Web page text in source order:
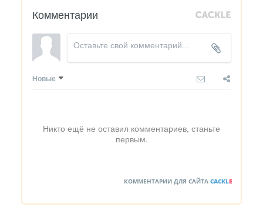
Комментарии
Новые
Никто ещё не оставил комментариев, станьте
первым.
КОММЕНТАРИИ ДЛЯ САЙТА CACKLE